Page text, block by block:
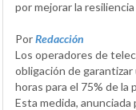
por mejorar la
PorRedacción
Los operadores de
obligación de
horas para el 75% de la
Esta medida,